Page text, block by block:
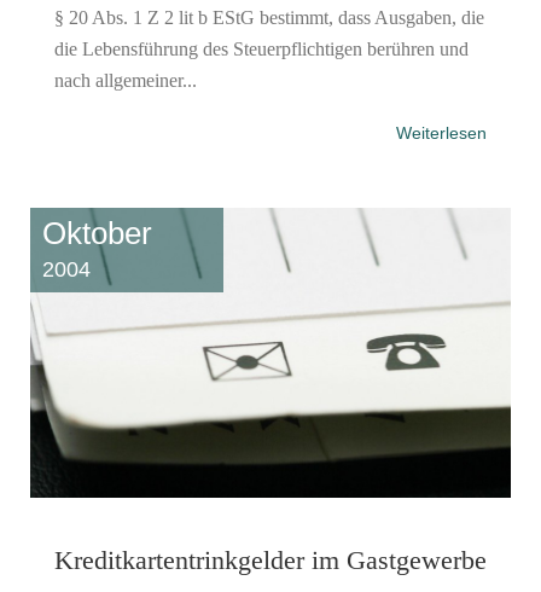
§ 20 Abs. 1 Z 2 lit b EStG bestimmt, dass Ausgaben, die
die Lebensführung des Steuerpflichtigen berühren und
nach allgemeiner...
Weiterlesen
Oktober
2004
Kreditkartentrinkgelder im Gastgewerbe